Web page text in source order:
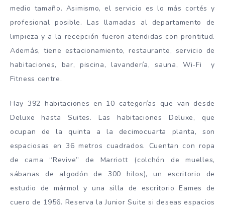
medio tamaño. Asimismo, el servicio es lo más cortés y
profesional posible. Las llamadas al departamento de
limpieza y a la recepción fueron atendidas con prontitud.
Además, tiene estacionamiento, restaurante, servicio de
habitaciones, bar, piscina, lavandería, sauna, Wi-Fi y
Fitness centre.
Hay 392 habitaciones en 10 categorías que van desde
Deluxe hasta Suites. Las habitaciones Deluxe, que
ocupan de la quinta a la decimocuarta planta, son
espaciosas en 36 metros cuadrados. Cuentan con ropa
de cama “Revive” de Marriott (colchón de muelles,
sábanas de algodón de 300 hilos), un escritorio de
estudio de mármol y una silla de escritorio Eames de
cuero de 1956. Reserva la Junior Suite si deseas espacios